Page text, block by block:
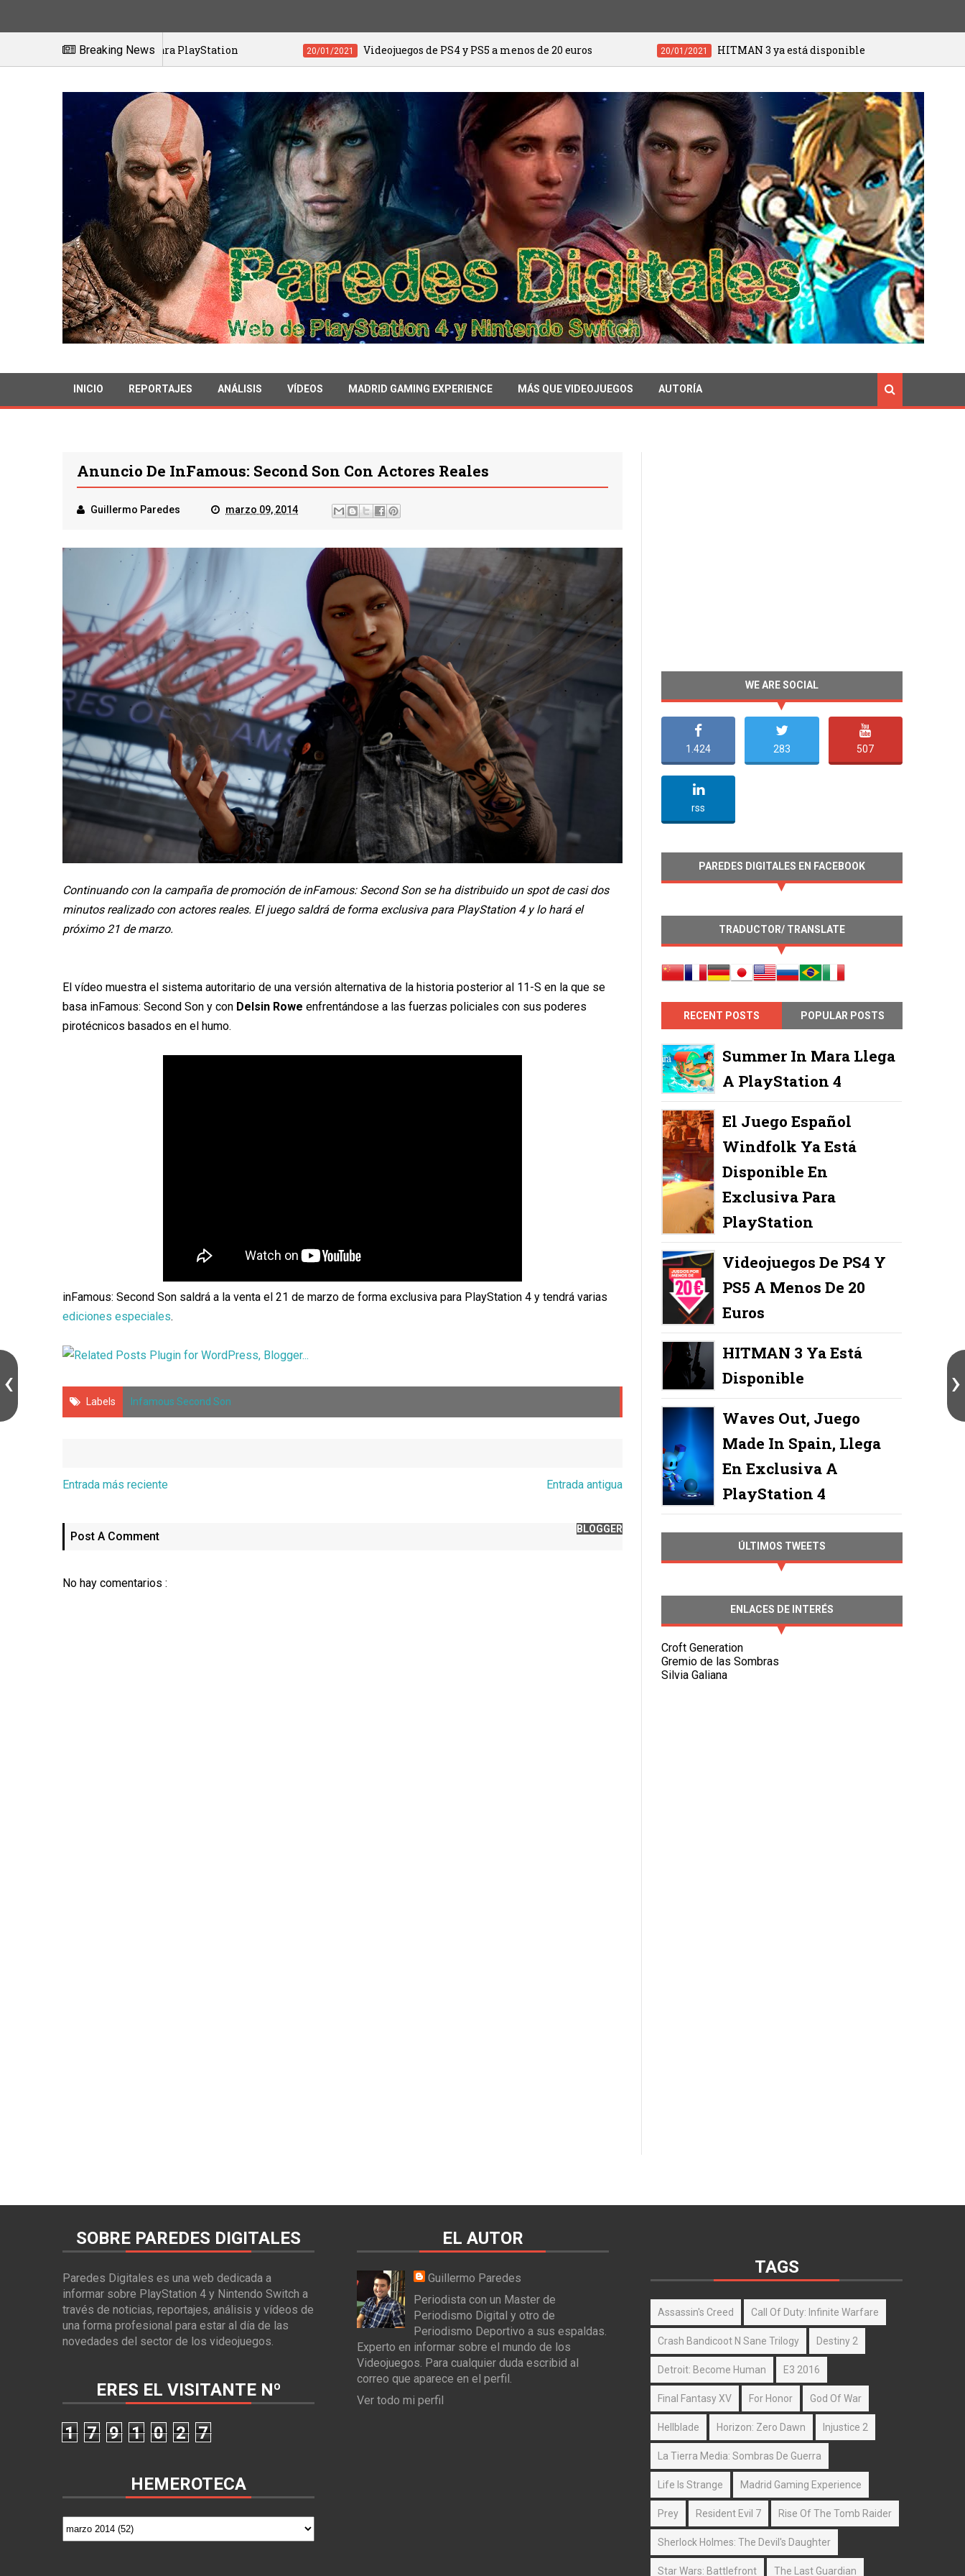
Breaking News
exclusiva para PlayStation 20/01/2021 Videojuegos de PS4 y PS5 a menos de 20 euros 20/01/2021 HITMAN 3 ya está disponible 20/01/2021
INICIO REPORTAJES ANÁLISIS VÍDEOS MADRID GAMING EXPERIENCE MÁS QUE VIDEOJUEGOS AUTORÍA
Anuncio De InFamous: Second Son Con Actores Reales
Guillermo Paredes marzo 09, 2014
Continuando con la campaña de promoción de inFamous: Second Son se ha distribuido un spot de casi dos
minutos realizado con actores reales. El juego saldrá de forma exclusiva para PlayStation 4 y lo hará el
próximo 21 de marzo.
El vídeo muestra el sistema autoritario de una versión alternativa de la historia posterior al 11-S en la que se
basa inFamous: Second Son y con Delsin Rowe enfrentándose a las fuerzas policiales con sus poderes
pirotécnicos basados en el humo.
inFamous: Second Son saldrá a la venta el 21 de marzo de forma exclusiva para PlayStation 4 y tendrá varias
ediciones especiales.
Labels Infamous Second Son
Entrada más reciente Entrada antigua
Post A Comment
BLOGGER
No hay comentarios :
WE ARE SOCIAL
1.424 283 507
rss
PAREDES DIGITALES EN FACEBOOK
TRADUCTOR/ TRANSLATE
RECENT POSTS POPULAR POSTS
Summer In Mara Llega
A PlayStation 4
El Juego Español
Windfolk Ya Está
Disponible En
Exclusiva Para
PlayStation
Videojuegos De PS4 Y
PS5 A Menos De 20
Euros
HITMAN 3 Ya Está
Disponible
Waves Out, Juego
Made In Spain, Llega
En Exclusiva A
PlayStation 4
ÚLTIMOS TWEETS
ENLACES DE INTERÉS
Croft Generation
Gremio de las Sombras
Silvia Galiana
SOBRE PAREDES DIGITALES
Paredes Digitales es una web dedicada a
informar sobre PlayStation 4 y Nintendo Switch a
través de noticias, reportajes, análisis y vídeos de
una forma profesional para estar al día de las
novedades del sector de los videojuegos.
ERES EL VISITANTE Nº
1 7 9 1 0 2 7
HEMEROTECA
EL AUTOR
Guillermo Paredes
Periodista con un Master de
Periodismo Digital y otro de
Periodismo Deportivo a sus espaldas.
Experto en informar sobre el mundo de los
Videojuegos. Para cualquier duda escribid al
correo que aparece en el perfil.
Ver todo mi perfil
TAGS
Assassin's Creed Call Of Duty: Infinite Warfare
Crash Bandicoot N Sane Trilogy Destiny 2
Detroit: Become Human E3 2016
Final Fantasy XV For Honor God Of War
Hellblade Horizon: Zero Dawn Injustice 2
La Tierra Media: Sombras De Guerra
Life Is Strange Madrid Gaming Experience
Prey Resident Evil 7 Rise Of The Tomb Raider
Sherlock Holmes: The Devil's Daughter
Star Wars: Battlefront The Last Guardian